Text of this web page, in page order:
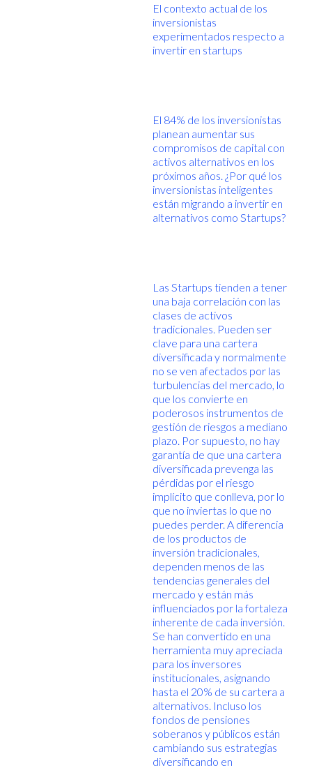
El contexto actual de los
inversionistas
experimentados respecto a
invertir en startups
El 84% de los inversionistas
planean aumentar sus
compromisos de capital con
activos alternativos en los
próximos años. ¿Por qué los
inversionistas inteligentes
están migrando a invertir en
alternativos como Startups?
Las Startups tienden a tener
una baja correlación con las
clases de activos
tradicionales. Pueden ser
clave para una cartera
diversificada y normalmente
no se ven afectados por las
turbulencias del mercado, lo
que los convierte en
poderosos instrumentos de
gestión de riesgos a mediano
plazo. Por supuesto, no hay
garantía de que una cartera
diversificada prevenga las
pérdidas por el riesgo
implícito que conlleva, por lo
que no inviertas lo que no
puedes perder. A diferencia
de los productos de
inversión tradicionales,
dependen menos de las
tendencias generales del
mercado y están más
influenciados por la fortaleza
inherente de cada inversión.
Se han convertido en una
herramienta muy apreciada
para los inversores
institucionales, asignando
hasta el 20% de su cartera a
alternativos. Incluso los
fondos de pensiones
soberanos y públicos están
cambiando sus estrategias
diversificando en